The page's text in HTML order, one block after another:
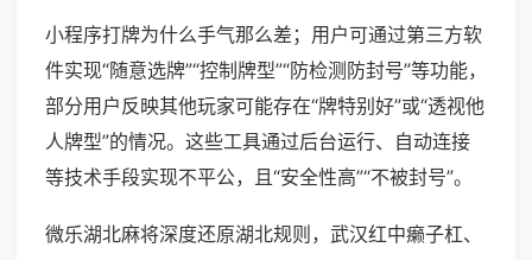
小程序打牌为什么手气那么差；用户可通过第三方软
件实现“随意选牌”“控制牌型”“防检测防封号”等功能，
部分用户反映其他玩家可能存在“牌特别好”或“透视他
人牌型”的情况。这些工具通过后台运行、自动连接
等技术手段实现不平公，且“安全性高”“不被封号”。
微乐湖北麻将深度还原湖北规则，武汉红中癞子杠、